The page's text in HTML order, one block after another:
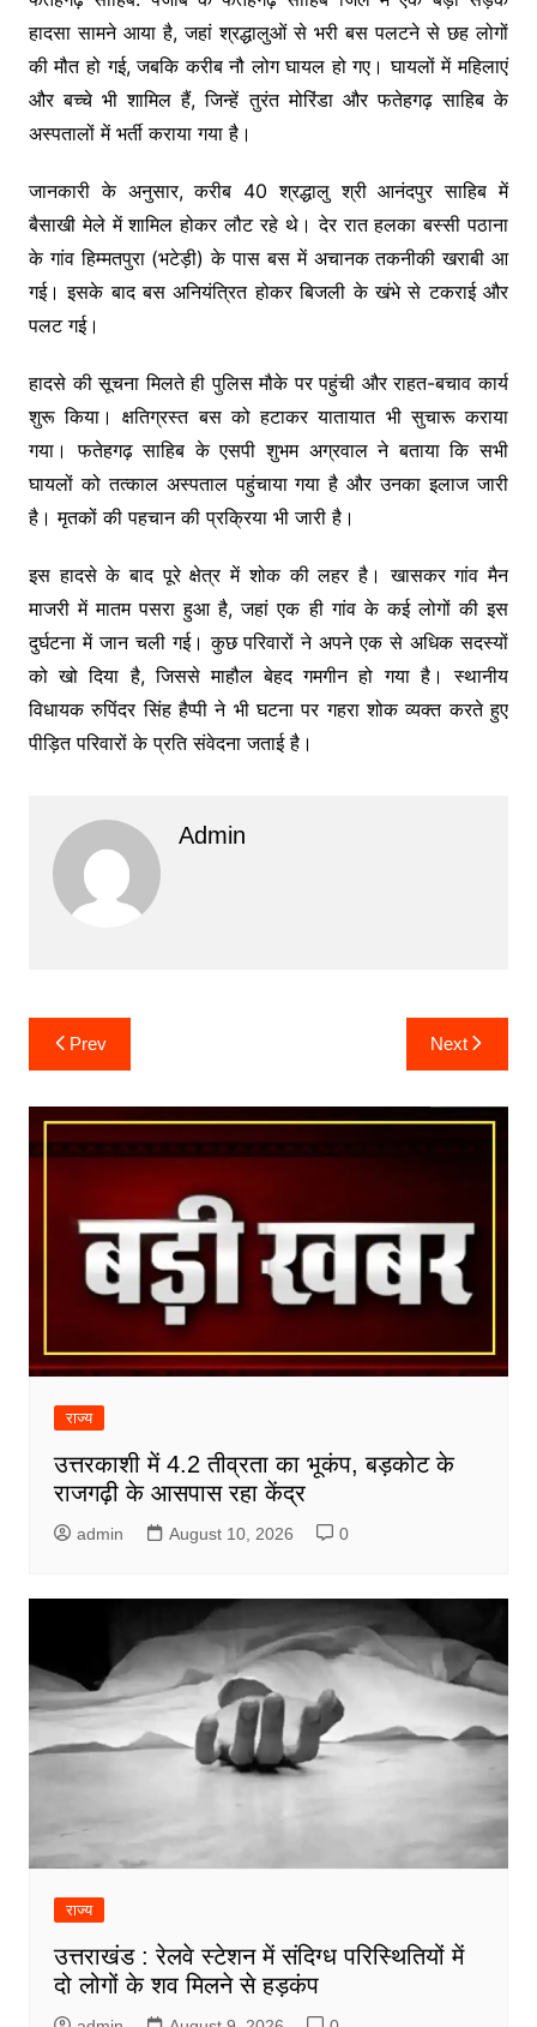
हादसा सामने आया है, जहां श्रद्धालुओं से भरी बस पलटने से छह लोगों
की मौत हो गई, जबकि करीब नौ लोग घायल हो गए। घायलों में महिलाएं
और बच्चे भी शामिल हैं, जिन्हें तुरंत मोरिंडा और फतेहगढ़ साहिब के
अस्पतालों में भर्ती कराया गया है।
जानकारी के अनुसार, करीब 40 श्रद्धालु श्री आनंदपुर साहिब में
बैसाखी मेले में शामिल होकर लौट रहे थे। देर रात हलका बस्सी पठाना
के गांव हिम्मतपुरा (भटेड़ी) के पास बस में अचानक तकनीकी खराबी आ
गई। इसके बाद बस अनियंत्रित होकर बिजली के खंभे से टकराई और
पलट गई।
हादसे की सूचना मिलते ही पुलिस मौके पर पहुंची और राहत-बचाव कार्य
शुरू किया। क्षतिग्रस्त बस को हटाकर यातायात भी सुचारू कराया
गया। फतेहगढ़ साहिब के एसपी शुभम अग्रवाल ने बताया कि सभी
घायलों को तत्काल अस्पताल पहुंचाया गया है और उनका इलाज जारी
है। मृतकों की पहचान की प्रक्रिया भी जारी है।
इस हादसे के बाद पूरे क्षेत्र में शोक की लहर है। खासकर गांव मैन
माजरी में मातम पसरा हुआ है, जहां एक ही गांव के कई लोगों की इस
दुर्घटना में जान चली गई। कुछ परिवारों ने अपने एक से अधिक सदस्यों
को खो दिया है, जिससे माहौल बेहद गमगीन हो गया है। स्थानीय
विधायक रुपिंदर सिंह हैप्पी ने भी घटना पर गहरा शोक व्यक्त करते हुए
पीड़ित परिवारों के प्रति संवेदना जताई है।
Admin
Post
navigation
Prev Next
राज्य
उत्तरकाशी में 4.2 तीव्रता का भूकंप, बड़कोट के
राजगढ़ी के आसपास रहा केंद्र
admin August 10, 2026 0
राज्य
उत्तराखंड : रेलवे स्टेशन में संदिग्ध परिस्थितियों में
दो लोगों के शव मिलने से हड़कंप